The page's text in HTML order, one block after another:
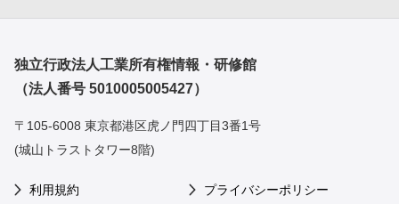
独立行政法人工業所有権情報・研修館
（法人番号 5010005005427）
〒105-6008 東京都港区虎ノ門四丁目3番1号
(城山トラストタワー8階)
利用規約
プライバシーポリシー